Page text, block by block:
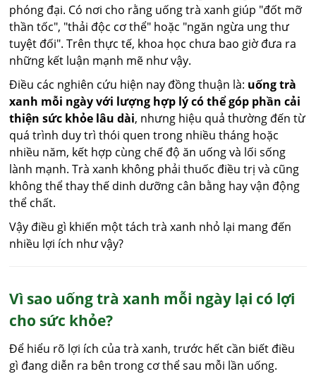
phóng đại. Có nơi cho rằng uống trà xanh giúp "đốt mỡ
thần tốc", "thải độc cơ thể" hoặc "ngăn ngừa ung thư
tuyệt đối". Trên thực tế, khoa học chưa bao giờ đưa ra
những kết luận mạnh mẽ như vậy.
Điều các nghiên cứu hiện nay đồng thuận là: uống trà
xanh mỗi ngày với lượng hợp lý có thể góp phần cải
thiện sức khỏe lâu dài, nhưng hiệu quả thường đến từ
quá trình duy trì thói quen trong nhiều tháng hoặc
nhiều năm, kết hợp cùng chế độ ăn uống và lối sống
lành mạnh. Trà xanh không phải thuốc điều trị và cũng
không thể thay thế dinh dưỡng cân bằng hay vận động
thể chất.
Vậy điều gì khiến một tách trà xanh nhỏ lại mang đến
nhiều lợi ích như vậy?
Vì sao uống trà xanh mỗi ngày lại có lợi
cho sức khỏe?
Để hiểu rõ lợi ích của trà xanh, trước hết cần biết điều
gì đang diễn ra bên trong cơ thể sau mỗi lần uống.